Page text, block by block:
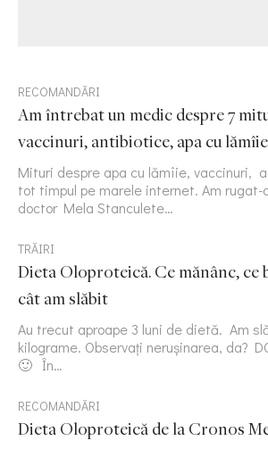
RECOMANDĂRI
Am întrebat un medic despre 7
vaccinuri, antibiotice, apa cu lămîie
Mituri despre apa cu lămîie, vaccinuri,
tot timpul pe marele internet. Am rugat-
doctor Mela Stanculete…
TRĂIRI
Dieta Oloproteică. Ce mănânc, ce
cât am slăbit
Au trecut aproape 3 luni de dietă. Am
kilograme. Observați nerușinarea, da?
🙂 În…
RECOMANDĂRI
Dieta Oloproteică de la Cronos